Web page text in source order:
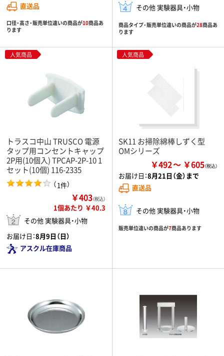
直送品
口径・高さ・販売単位違いの商品が10商品あ
ります
その他 実験器具・小物
商品タイプ・販売単位違いの商品が28商品あ
ります
人気商品
トラスコ中山 TRUSCO 電源
タップ用コンセントキャップ
2P用(10個入) TPCAP-2P-10 1
セット(10個) 116-2335
（1件）
￥403（税込）
1個あたり ￥40.3
その他 実験器具・小物
お届け日：8月9日（日）
アスクル在庫商品
人気商品
SK11 お掃除綿棒しずく型
OMシリーズ
￥492 ￥605
お届け日：8月21日（金）まで
直送品
その他 実験器具・小物
販売単位違いの商品が7商品あります